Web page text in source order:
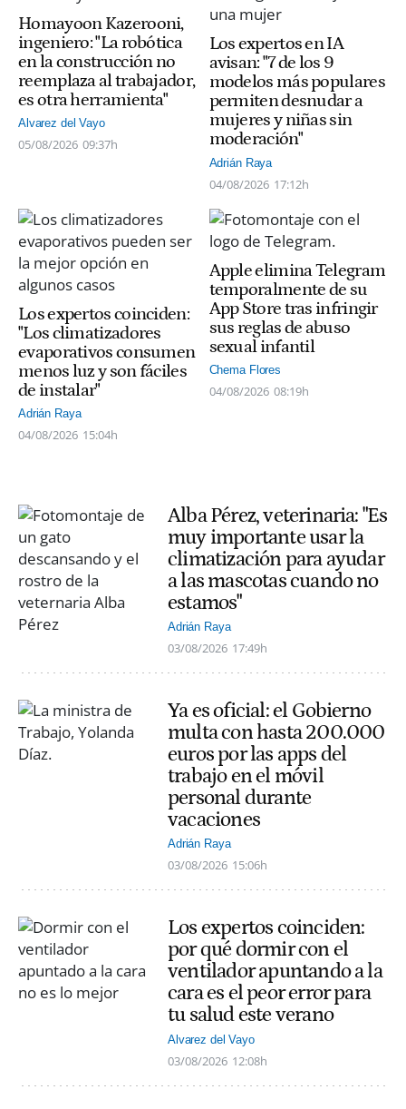
Homayoon Kazerooni,
ingeniero: "La robótica
en la construcción no
reemplaza al trabajador,
es otra herramienta"
Alvarez del Vayo
05/08/2026 09:37h
Los expertos en IA
avisan: "7 de los 9
modelos más populares
permiten desnudar a
mujeres y niñas sin
moderación"
Adrián Raya
04/08/2026 17:12h
Los expertos coinciden:
"Los climatizadores
evaporativos consumen
menos luz y son fáciles
de instalar"
Adrián Raya
04/08/2026 15:04h
Apple elimina Telegram
temporalmente de su
App Store tras infringir
sus reglas de abuso
sexual infantil
Chema Flores
04/08/2026 08:19h
Alba Pérez, veterinaria: "Es
muy importante usar la
climatización para ayudar
a las mascotas cuando no
estamos"
Adrián Raya
03/08/2026 17:49h
Ya es oficial: el Gobierno
multa con hasta 200.000
euros por las apps del
trabajo en el móvil
personal durante
vacaciones
Adrián Raya
03/08/2026 15:06h
Los expertos coinciden:
por qué dormir con el
ventilador apuntando a la
cara es el peor error para
tu salud este verano
Alvarez del Vayo
03/08/2026 12:08h